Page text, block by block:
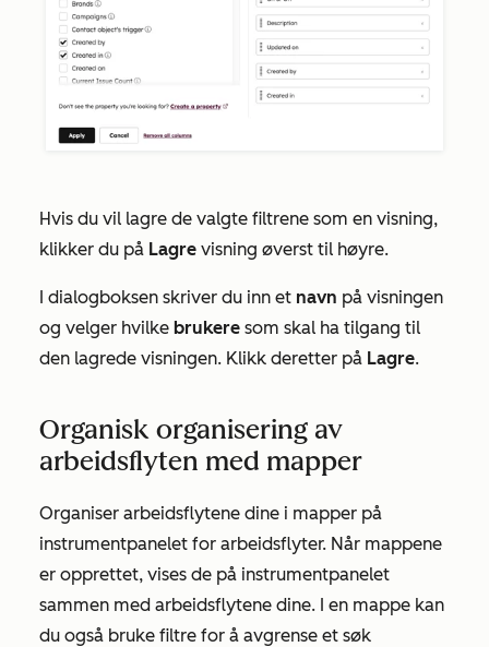
Hvis du vil lagre de valgte filtrene som en visning,
klikker du på Lagre visning øverst til høyre.
I dialogboksen skriver du inn et navn på visningen
og velger hvilke brukere som skal ha tilgang til
den lagrede visningen. Klikk deretter på Lagre.
Organisk organisering av
arbeidsflyten med mapper
Organiser arbeidsflytene dine i mapper på
instrumentpanelet for arbeidsflyter. Når mappene
er opprettet, vises de på instrumentpanelet
sammen med arbeidsflytene dine. I en mappe kan
du også bruke filtre for å avgrense et søk